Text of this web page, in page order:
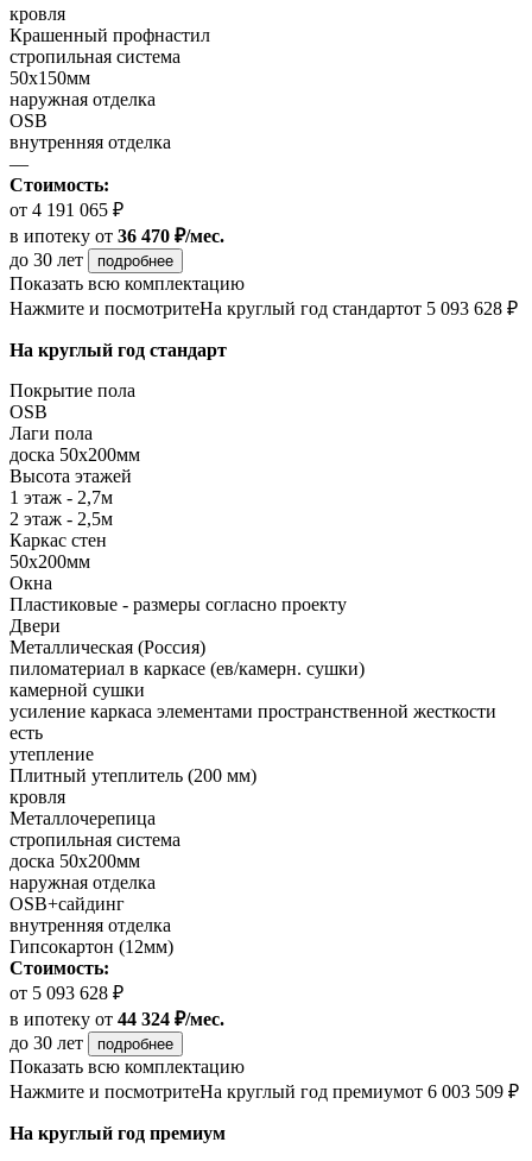
кровля
Крашенный профнастил
стропильная система
50х150мм
наружная отделка
OSB
внутренняя отделка
—
Стоимость:
от 4 191 065 ₽
в ипотеку от 36 470 ₽/мес.
до 30 лет
подробнее
Показать всю комплектацию
Нажмите и посмотритеНа круглый год стандартот 5 093 628 ₽
На круглый год стандарт
Покрытие пола
OSB
Лаги пола
доска 50х200мм
Высота этажей
1 этаж - 2,7м
2 этаж - 2,5м
Каркас стен
50х200мм
Окна
Пластиковые - размеры согласно проекту
Двери
Металлическая (Россия)
пиломатериал в каркасе (ев/камерн. сушки)
камерной сушки
усиление каркаса элементами пространственной жесткости
есть
утепление
Плитный утеплитель (200 мм)
кровля
Металлочерепица
стропильная система
доска 50х200мм
наружная отделка
OSB+сайдинг
внутренняя отделка
Гипсокартон (12мм)
Стоимость:
от 5 093 628 ₽
в ипотеку от 44 324 ₽/мес.
до 30 лет
подробнее
Показать всю комплектацию
Нажмите и посмотритеНа круглый год премиумот 6 003 509 ₽
На круглый год премиум